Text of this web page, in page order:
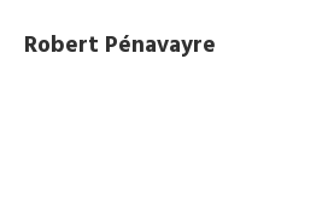
Robert Pénavayre